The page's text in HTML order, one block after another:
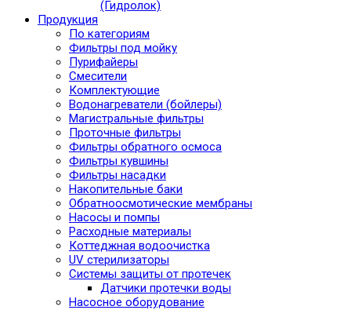
(Гидролок)
Продукция
По категориям
Фильтры под мойку
Пурифайеры
Смесители
Комплектующие
Водонагреватели (бойлеры)
Магистральные фильтры
Проточные фильтры
Фильтры обратного осмоса
Фильтры кувшины
Фильтры насадки
Накопительные баки
Обратноосмотические мембраны
Насосы и помпы
Расходные материалы
Коттеджная водоочистка
UV стерилизаторы
Системы защиты от протечек
Датчики протечки воды
Насосное оборудование